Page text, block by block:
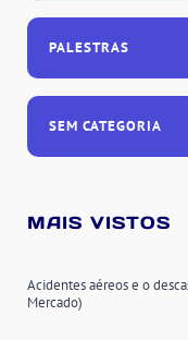
PALESTRAS
SEM CATEGORIA
MAIS VISTOS
Acidentes aéreos e o
Mercado)